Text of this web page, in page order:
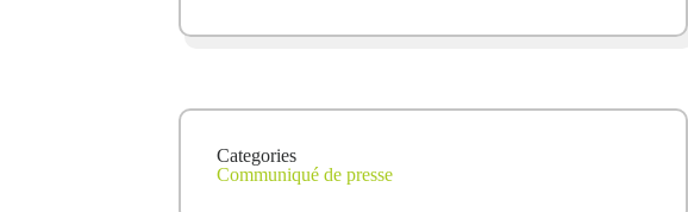
Categories
Communiqué de presse